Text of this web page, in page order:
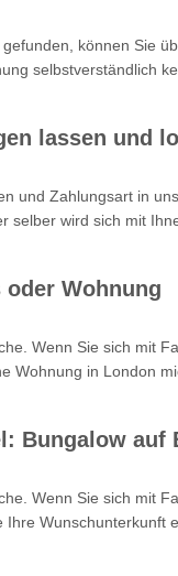
können Sie
selbstverständlich
lassen und
und Zahlungsart in
selber wird sich mit
oder Wohnung
Wenn Sie sich mit
Wohnung in London
Bungalow auf
Wenn Sie sich mit
Wunschunterkunft